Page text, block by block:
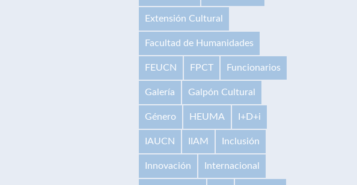
Extensión Cultural
Facultad de Humanidades
FEUCN FPCT Funcionarios
Galería Galpón Cultural
Género HEUMA I+D+i
IAUCN IIAM Inclusión
Innovación Internacional